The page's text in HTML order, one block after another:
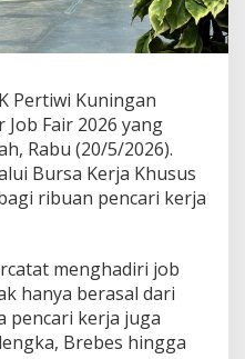
Pertiwi Kuningan
Fair 2026 yang
Rabu (20/5/2026).
Bursa Kerja Khusus
ribuan pencari kerja
menghadiri job
hanya berasal dari
pencari kerja juga
Brebes hingga